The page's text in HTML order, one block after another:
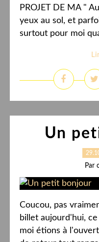
PROJET DE MA "
yeux au sol, et
surtout pour moi
Un
Par
Coucou, pas
billet aujourd'hui,
moi étions à